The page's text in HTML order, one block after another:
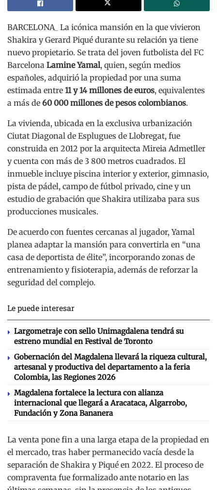
BARCELONA_ La icónica mansión en la que vivieron
Shakira y Gerard Piqué durante su relación ya tiene
nuevo propietario. Se trata del joven futbolista del FC
Barcelona Lamine Yamal, quien, según medios
españoles, adquirió la propiedad por una suma
estimada entre 11 y 14 millones de euros, equivalentes
a más de 60 000 millones de pesos colombianos.
La vivienda, ubicada en la exclusiva urbanización
Ciutat Diagonal de Esplugues de Llobregat, fue
construida en 2012 por la arquitecta Mireia Admetller
y cuenta con más de 3 800 metros cuadrados. El
inmueble incluye piscina interior y exterior, gimnasio,
pista de pádel, campo de fútbol privado, cine y un
estudio de grabación que Shakira utilizaba para sus
producciones musicales.
De acuerdo con fuentes cercanas al jugador, Yamal
planea adaptar la mansión para convertirla en “una
casa de deportista de élite”, incorporando zonas de
entrenamiento y fisioterapia, además de reforzar la
seguridad del complejo.
Le puede interesar
Largometraje con sello Unimagdalena tendrá su
estreno mundial en Festival de Toronto
Gobernación del Magdalena llevará la riqueza cultural,
artesanal y productiva del departamento a la feria
Colombia, las Regiones 2026
Magdalena fortalece la lectura con alianza
internacional que llegará a Aracataca, Algarrobo,
Fundación y Zona Bananera
La venta pone fin a una larga etapa de la propiedad en
el mercado, tras haber permanecido vacía desde la
separación de Shakira y Piqué en 2022. El proceso de
compraventa fue formalizado ante notario en las